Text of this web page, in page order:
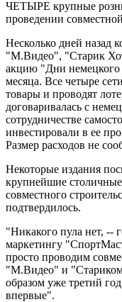
ЧЕТЫРЕ крупные
проведении
Несколько дней назад
"М.Видео", "Старик
акцию "Дни немецкого
месяца. Все четыре
товары и проводят
договаривалась с
сотрудничестве
инвестировали в ее
Размер расходов не
Некоторые издания
крупнейшие
совместного
подтвердилось.
"Никакого пула нет, --
маркетингу
просто проводим
"М.Видео" и
образом уже третий
впервые".